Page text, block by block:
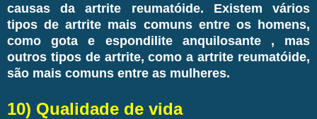
causas da artrite reumatóide. Existem vários
tipos de artrite mais comuns entre os homens,
como gota e espondilite anquilosante , mas
outros tipos de artrite, como a artrite reumatóide,
são mais comuns entre as mulheres.
10) Qualidade de vida